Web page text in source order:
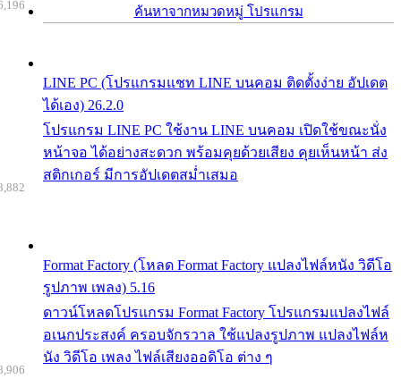
ค้นหาจากหมวดหมู่ โปรแกรม
LINE PC (โปรแกรมแชท LINE บนคอม ติดตั้งง่าย อัปเดต
ได้เอง) 26.2.0
โปรแกรม LINE PC ใช้งาน LINE บนคอม เปิดใช้ขณะนั่ง
หน้าจอ ได้อย่างสะดวก พร้อมคุยด้วยเสียง คุยเห็นหน้า ส่ง
สติกเกอร์ มีการอัปเดตสม่ำเสมอ
Format Factory (โหลด Format Factory แปลงไฟล์หนัง วิดีโอ
รูปภาพ เพลง) 5.16
ดาวน์โหลดโปรแกรม Format Factory โปรแกรมแปลงไฟล์
อเนกประสงค์ ครอบจักรวาล ใช้แปลงรูปภาพ แปลงไฟล์ห
นัง วิดีโอ เพลง ไฟล์เสียงออดิโอ ต่าง ๆ